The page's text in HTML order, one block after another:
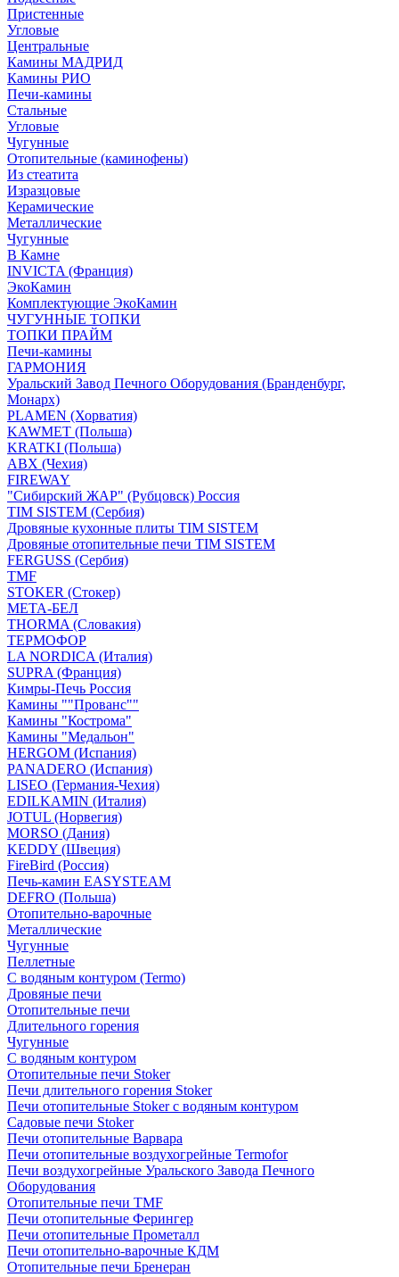
Пристенные
Угловые
Центральные
Камины МАДРИД
Камины РИО
Печи-камины
Стальные
Угловые
Чугунные
Отопительные (каминофены)
Из стеатита
Изразцовые
Керамические
Металлические
Чугунные
В Камне
INVICTA (Франция)
ЭкоКамин
Комплектующие ЭкоКамин
ЧУГУННЫЕ ТОПКИ
ТОПКИ ПРАЙМ
Печи-камины
ГАРМОНИЯ
Уральский Завод Печного Оборудования (Бранденбург,
Монарх)
PLAMEN (Хорватия)
KAWMET (Польша)
KRATKI (Польша)
ABX (Чехия)
FIREWAY
"Сибирский ЖАР" (Рубцовск) Россия
TIM SISTEM (Сербия)
Дровяные кухонные плиты TIM SISTEM
Дровяные отопительные печи TIM SISTEM
FERGUSS (Сербия)
TMF
STOKER (Стокер)
МЕТА-БЕЛ
THORMA (Словакия)
ТЕРМОФОР
LA NORDICA (Италия)
SUPRA (Франция)
Кимры-Печь Россия
Камины ""Прованс""
Камины "Кострома"
Камины "Медальон"
HERGOM (Испания)
PANADERO (Испания)
LISEO (Германия-Чехия)
EDILKAMIN (Италия)
JOTUL (Норвегия)
MORSO (Дания)
KEDDY (Швеция)
FireBird (Россия)
Печь-камин EASYSTEAM
DEFRO (Польша)
Отопительно-варочные
Металлические
Чугунные
Пеллетные
С водяным контуром (Termo)
Дровяные печи
Отопительные печи
Длительного горения
Чугунные
C водяным контуром
Отопительные печи Stoker
Печи длительного горения Stoker
Печи отопительные Stoker с водяным контуром
Садовые печи Stoker
Печи отопительные Варвара
Печи отопительные воздухогрейные Termofor
Печи воздухогрейные Уральского Завода Печного
Оборудования
Отопительные печи TMF
Печи отопительные Ферингер
Печи отопительные Прометалл
Печи отопительно-варочные КДМ
Отопительные печи Бренеран